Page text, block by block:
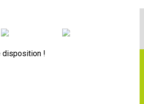
disposition !